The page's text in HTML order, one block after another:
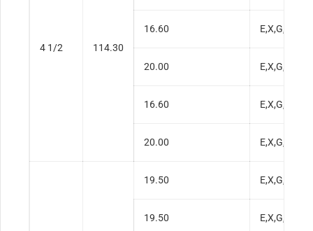
4 1/2 114.30
16.60 E,X,G,S
20.00 E,X,G,S
16.60 E,X,G,S
20.00 E,X,G,S
19.50 E,X,G,S
19.50 E,X,G,S